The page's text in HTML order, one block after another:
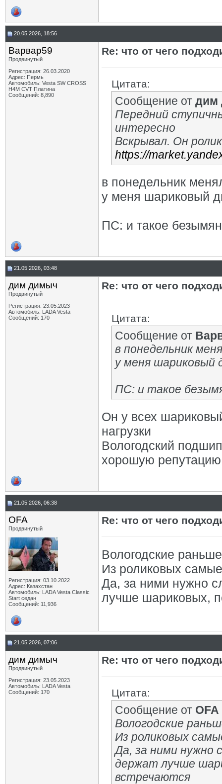
20.05.2026, 18:56
Варвар59
Продвинутый
Регистрация: 26.03.2020
Адрес: Пермь
Автомобиль: Vesta SW CROSS
H4M CVT Платина
Сообщений: 8,890
Re: что от чего
Цитата:
Сообщение от дим
Передний
интересно
Вскрывал. Он
https://
в понедельник
у меня шариковый
ПС: и такое
21.05.2026, 03:48
дим димыч
Продвинутый
Регистрация: 23.05.2023
Автомобиль: LADA Vesta
Сообщений: 170
Re: что от чего
Цитата:
Сообщение от
в понедельник
у меня шариковый
ПС: и такое
Он у всех
нагрузки
Вологодский
хорошую репутацию
21.05.2026, 06:38
OFA
Продвинутый
Регистрация: 03.10.2022
Адрес: Казахстан
Автомобиль: LADA Vesta Classic
Start седан
Сообщений: 11,936
Re: что от чего
Вологодские
Из роликовых
Да, за ними нужно
лучше шариковых,
21.05.2026, 07:06
дим димыч
Продвинутый
Регистрация: 23.05.2023
Автомобиль: LADA Vesta
Сообщений: 170
Re: что от чего
Цитата:
Сообщение от OFA
Вологодские
Из роликовых
Да, за ними нужно
держат лучше
встречаются